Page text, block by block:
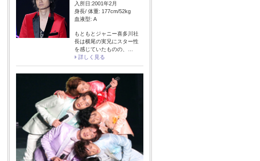
入所日:2001年2月
身長/ 体重: 177cm/52kg
血液型: A
もともとジャニー喜多川社
長は横尾の実兄にスター性
を感じていたものの、…
詳しく見る